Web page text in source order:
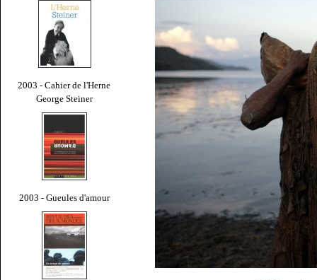
2003 - Cahier de l'Herne
George Steiner
2003 - Gueules d'amour